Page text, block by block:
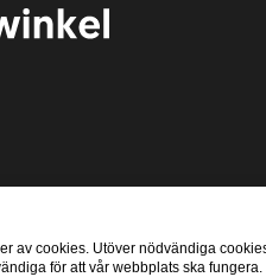
av cookies. Utöver nödvändiga
för att vår webbplats ska fungera.